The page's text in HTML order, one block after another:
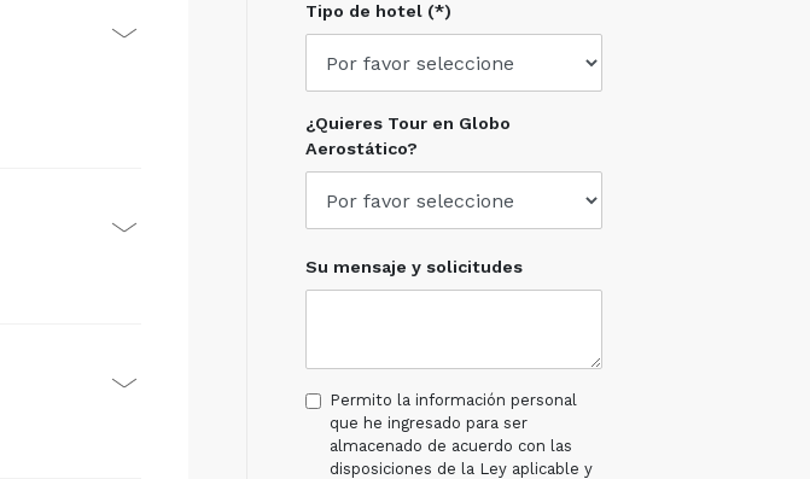
Tipo de hotel (*)
¿Quieres Tour en Globo
Aerostático?
Su mensaje y solicitudes
Permito la información personal
que he ingresado para ser
almacenado de acuerdo con las
disposiciones de la Ley aplicable y